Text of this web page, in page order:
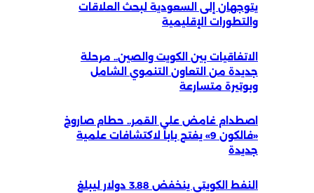
يتوجهان إلى السعودية لبحث العلاقات
والتطورات الإقليمية
الاتفاقيات بين الكويت والصين.. مرحلة
جديدة من التعاون التنموي الشامل
وبوتيرة متسارعة
اصطدام غامض على القمر.. حطام صاروخ
«فالكون 9» يفتح باباً لاكتشافات علمية
جديدة
النفط الكويتي ينخفض 3.88 دولار ليبلغ